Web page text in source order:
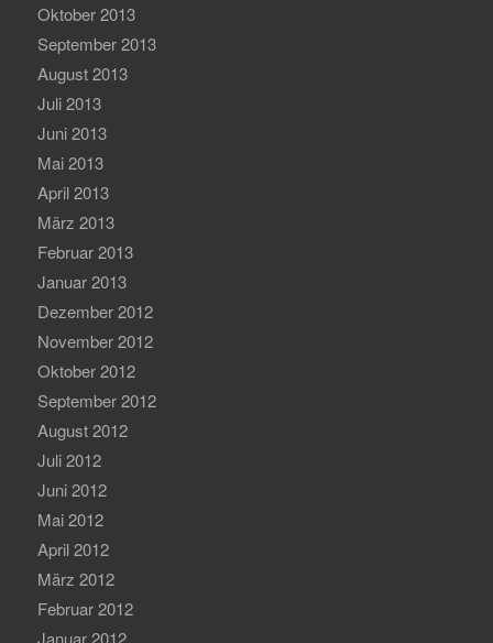
Oktober 2013
September 2013
August 2013
Juli 2013
Juni 2013
Mai 2013
April 2013
März 2013
Februar 2013
Januar 2013
Dezember 2012
November 2012
Oktober 2012
September 2012
August 2012
Juli 2012
Juni 2012
Mai 2012
April 2012
März 2012
Februar 2012
Januar 2012